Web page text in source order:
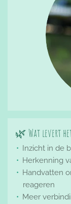
🌿 Wat levert
Inzicht in de
Herkenning
Handvatten
reageren
Meer